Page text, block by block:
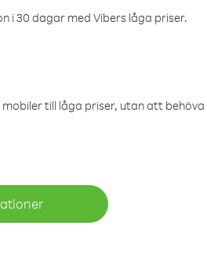
i 30 dagar med Vibers låga priser.
till låga priser, utan att behöva